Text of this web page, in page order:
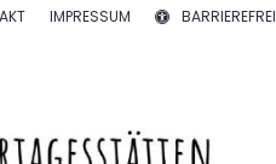
IMPRESSUM BARRIEREFREI